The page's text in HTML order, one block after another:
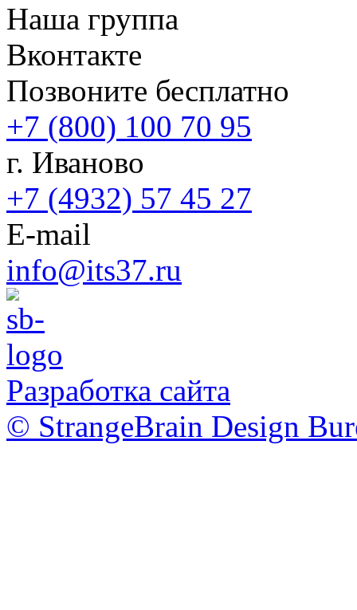
Наша группа
Вконтакте
Позвоните бесплатно
+7 (800) 100 70 95
г. Иваново
+7 (4932) 57 45 27
E-mail
info@its37.ru
Разработка сайта
© StrangeBrain Design